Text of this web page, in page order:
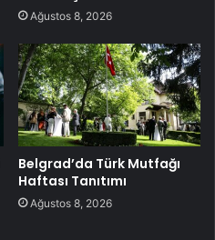
Ağustos 8, 2026
Belgrad’da Türk Mutfağı
Haftası Tanıtımı
Ağustos 8, 2026